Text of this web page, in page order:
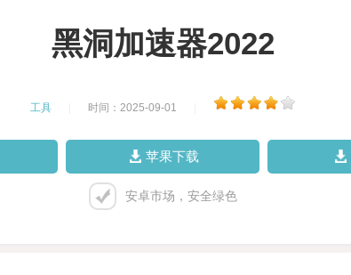
黑洞加速器2022
工具 时间：2025-09-01
苹果下载
安卓市场，安全绿色